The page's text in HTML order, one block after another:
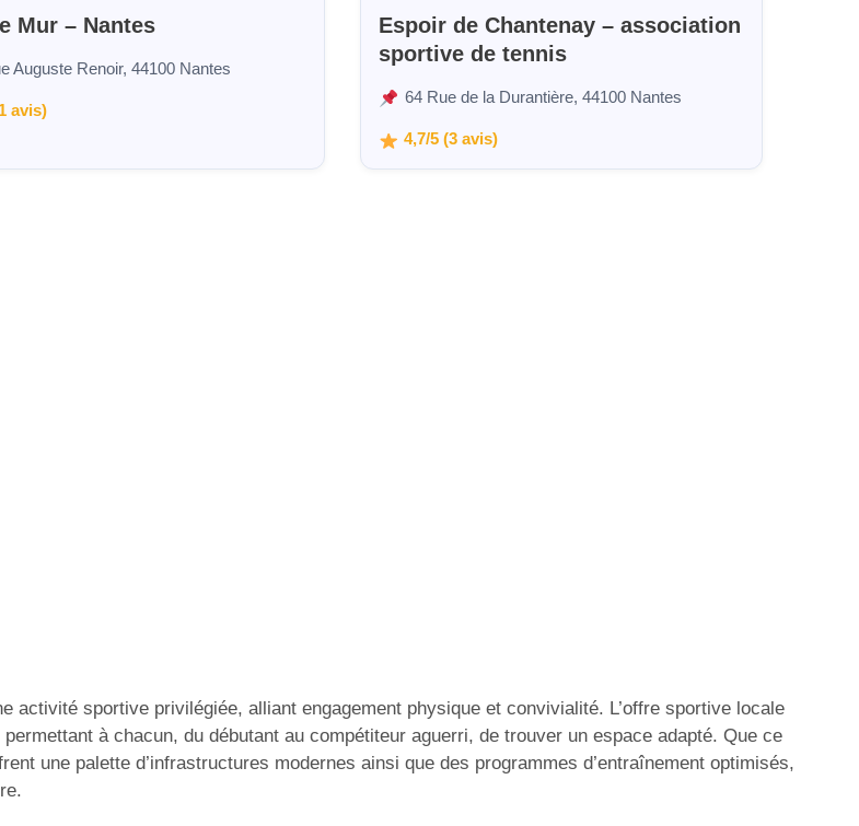
Mur – Nantes
Auguste Renoir, 44100 Nantes
avis)
Espoir de Chantenay – association
sportive de tennis
64 Rue de la Durantière, 44100 Nantes
4,7/5 (3 avis)
activité sportive privilégiée, alliant engagement physique et convivialité. L’offre sportive locale
à chacun, du débutant au compétiteur aguerri, de trouver un espace adapté. Que ce
une palette d’infrastructures modernes ainsi que des programmes d’entraînement optimisés,